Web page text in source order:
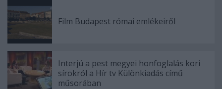
Film Budapest római emlékeiről
Interjú a pest megyei honfoglalás kori
sírokról a Hír tv Különkiadás című
műsorában